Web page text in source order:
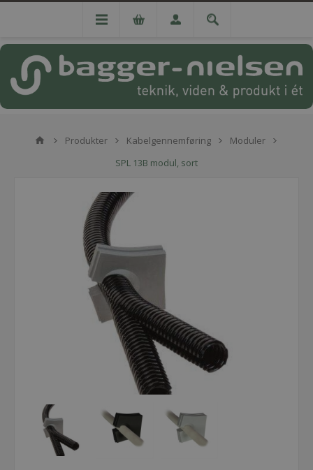
Produkter Kabelgennemføring
Moduler
SPL 13B modul, sort